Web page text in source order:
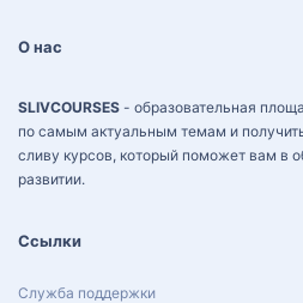
О нас
SLIVCOURSES - образовательная
по самым актуальным темам и
сливу курсов, который поможет вам в
развитии.
Ссылки
Служба поддержки